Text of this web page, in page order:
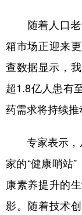
随着人口老
箱市场正迎来
查数据显示，
超1.8亿人患有
药需求将持续推
专家表示，从
家的“健康哨站
康素养提升的
影。随着技术